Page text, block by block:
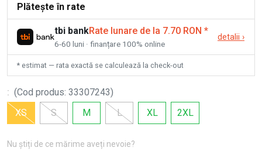
Plătește în rate
tbi bankRate lunare de la 7.70 RON *
6-60 luni · finanțare 100% online
detalii ›
* estimat — rata exactă se calculează la check-out
: (Cod produs: 33307243)
XS
S M L XL 2XL
Nu știți de ce mărime aveți nevoie?